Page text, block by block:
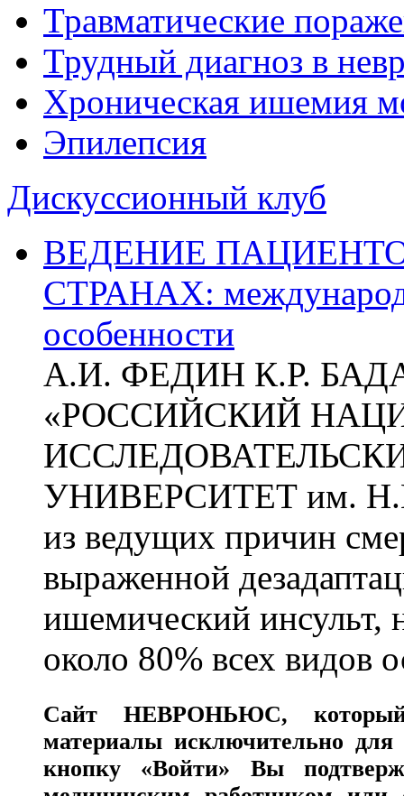
Травматические
Трудный диагноз в
Хроническая ишемия
Эпилепсия
Дискуссионный клуб
ВЕДЕНИЕ
СТРАНАХ:
особенности
А.И. ФЕДИН К.Р.
«РОССИЙСКИЙ
УНИВЕРСИТЕТ им.
из ведущих причин
выраженной
ишемический инсульт,
около 80% всех видов
СайтНЕВРОНЬЮС,
материалы исключительно для
кнопку «Войти» Вы